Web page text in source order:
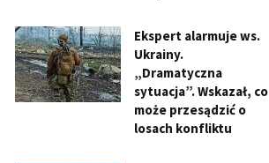
Ekspert alarmuje ws.
Ukrainy.
„Dramatyczna
sytuacja”. Wskazał, co
może przesądzić o
losach konfliktu